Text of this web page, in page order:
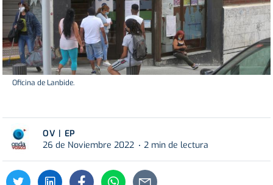
Oficina de Lanbide.
OV | EP
26 de Noviembre 2022
2 min de lectura